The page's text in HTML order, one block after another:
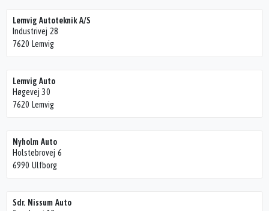
Lemvig Autoteknik A/S
Industrivej 28
7620 Lemvig
Lemvig Auto
Høgevej 30
7620 Lemvig
Nyholm Auto
Holstebrovej 6
6990 Ulfborg
Sdr. Nissum Auto